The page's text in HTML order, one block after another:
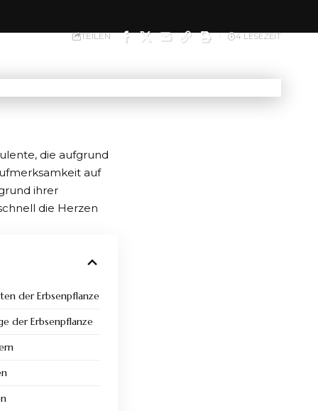
TEILEN 4 LESEZEIT
die aufgrund
auf
ihrer
die Herzen
der Erbsenpflanze
der Erbsenpflanze